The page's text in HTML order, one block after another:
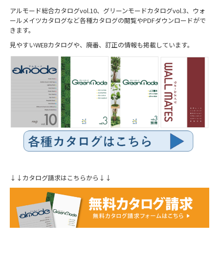
アルモード総合カタログvol.10、グリーンモードカタログvol.3、ウォ
ールメイツカタログなど各種カタログの閲覧やPDFダウンロードがで
きます。
見やすいWEBカタログや、廃番、訂正の情報も掲載しています。
↓↓カタログ請求はこちらから↓↓